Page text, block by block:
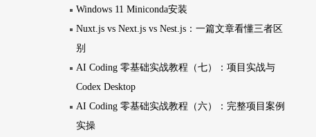
Windows 11 Miniconda安装
Nuxt.js vs Next.js vs Nest.js：一篇文章看懂三者区
别
AI Coding 零基础实战教程（七）：项目实战与
Codex Desktop
AI Coding 零基础实战教程（六）：完整项目案例
实操